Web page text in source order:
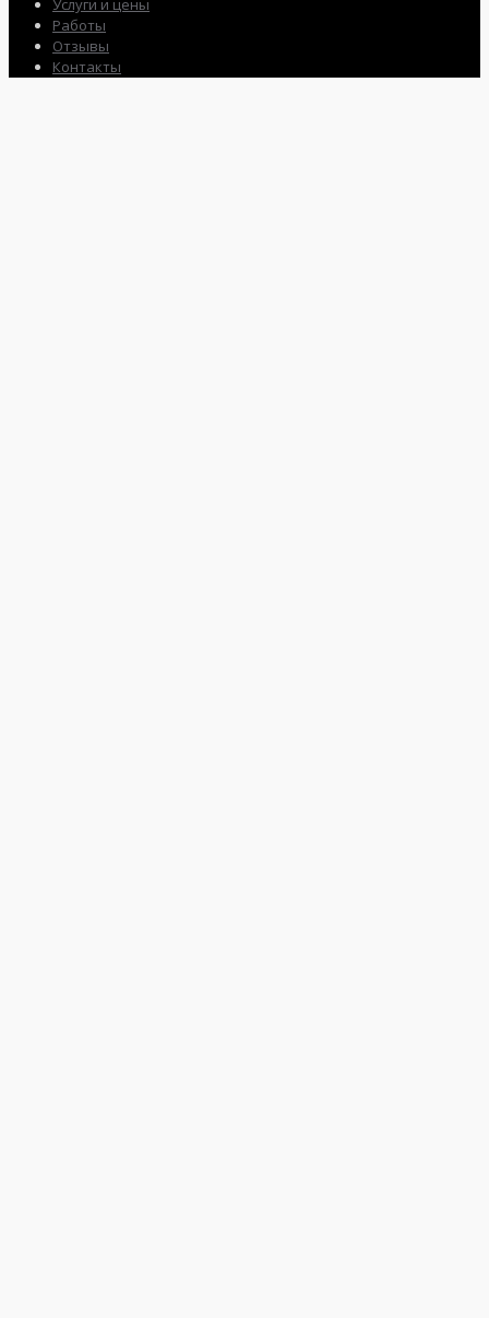
Услуги и цены
Работы
Отзывы
Контакты